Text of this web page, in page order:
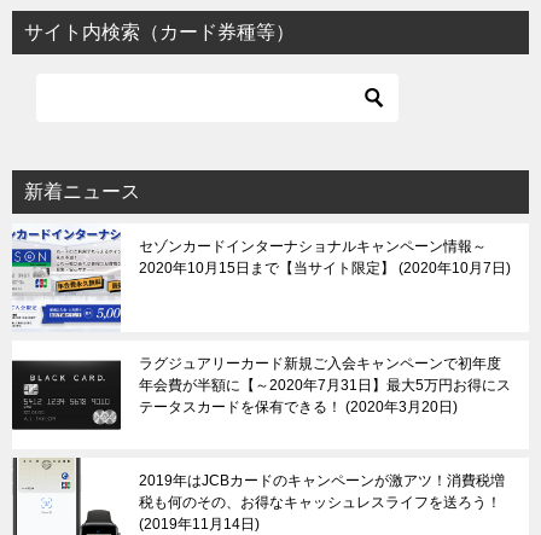
ビ
ゲ
ョ
ン
サイト内検索（カード券種等）
新着ニュース
セゾンカードインターナショナルキャンペーン情報～
2020年10月15日まで【当サイト限定】
2020年10月7日
ラグジュアリーカード新規ご入会キャンペーンで初年度
年会費が半額に【～2020年7月31日】最大5万円お得にス
テータスカードを保有できる！
2020年3月20日
2019年はJCBカードのキャンペーンが激アツ！消費税増
税も何のその、お得なキャッシュレスライフを送ろう！
2019年11月14日